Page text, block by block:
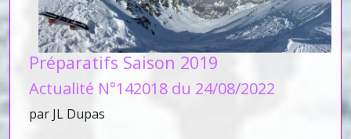
Préparatifs Saison 2019
Actualité N°142018 du 24/08/2022
par JL Dupas